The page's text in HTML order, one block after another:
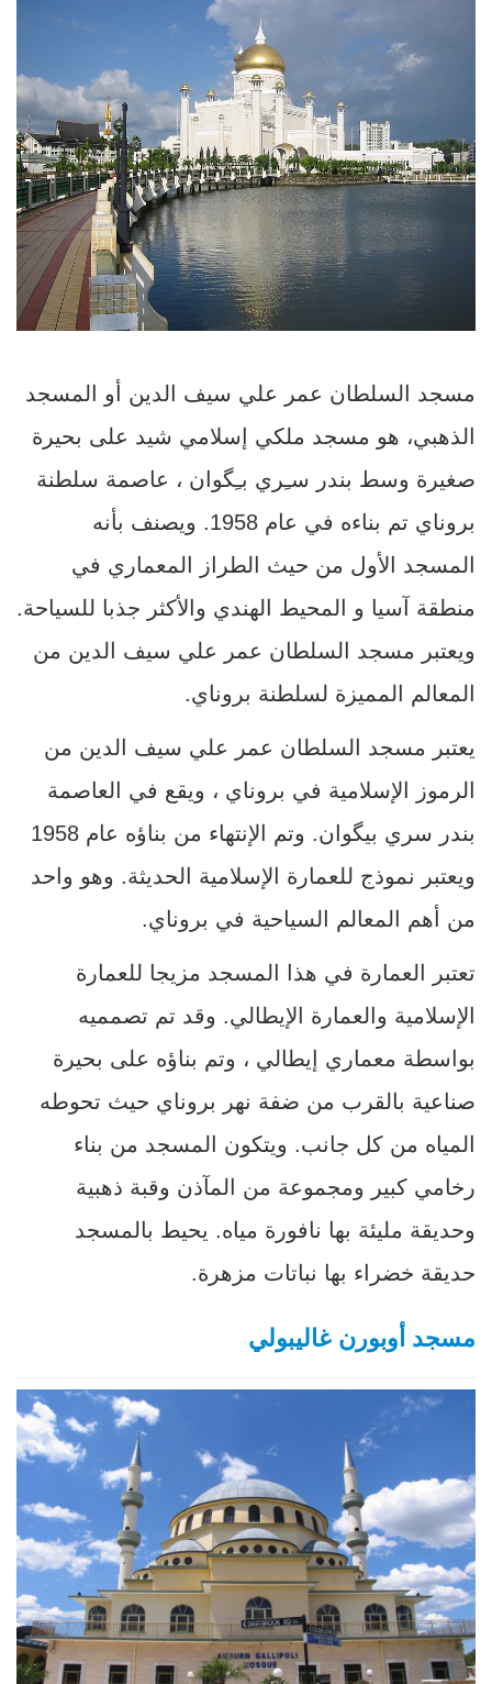
مسجد السلطان عمر علي سيف الدين أو المسجد
الذهبي، هو مسجد ملكي إسلامي شيد على بحيرة
صغيرة وسط بندر سـِري بـِگوان ، عاصمة سلطنة
بروناي تم بناءه في عام 1958. ويصنف بأنه
المسجد الأول من حيث الطراز المعماري في
منطقة آسيا و المحيط الهندي والأكثر جذبا للسياحة.
ويعتبر مسجد السلطان عمر علي سيف الدين من
المعالم المميزة لسلطنة بروناي.
يعتبر مسجد السلطان عمر علي سيف الدين من
الرموز الإسلامية في بروناي ، ويقع في العاصمة
بندر سري بيگوان. وتم الإنتهاء من بناؤه عام 1958
ويعتبر نموذج للعمارة الإسلامية الحديثة. وهو واحد
من أهم المعالم السياحية في بروناي.
تعتبر العمارة في هذا المسجد مزيجا للعمارة
الإسلامية والعمارة الإيطالي. وقد تم تصمميه
بواسطة معماري إيطالي ، وتم بناؤه على بحيرة
صناعية بالقرب من ضفة نهر بروناي حيث تحوطه
المياه من كل جانب. ويتكون المسجد من بناء
رخامي كبير ومجموعة من المآذن وقبة ذهبية
وحديقة مليئة بها نافورة مياه. يحيط بالمسجد
حديقة خضراء بها نباتات مزهرة.
مسجد أوبورن غاليبولي